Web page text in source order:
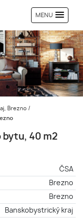
MENU
Brezno /
bytu, 40 m2
ČSA
Brezno
Brezno
Banskobystrický kraj